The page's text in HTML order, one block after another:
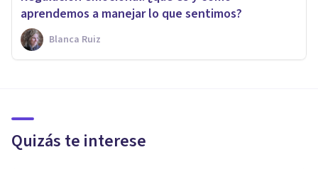
aprendemos a manejar lo que sentimos?
Blanca Ruiz
Quizás te interese